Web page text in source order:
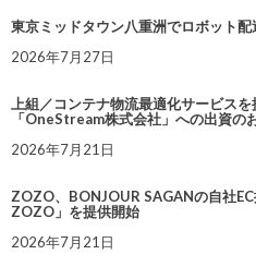
東京ミッドタウン八重洲でロボット
2026年7月27日
上組／コンテナ物流最適化サービス
「OneStream株式会社」への出資の
2026年7月21日
ZOZO、BONJOUR SAGANの自社
ZOZO」を提供開始
2026年7月21日